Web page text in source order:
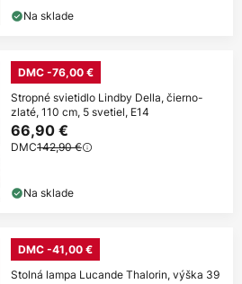
Na sklade
DMC -76,00 €
Stropné svietidlo Lindby Della, čierno-
zlaté, 110 cm, 5 svetiel, E14
66,90 €
DMC142,90 €
Na sklade
DMC -41,00 €
Stolná lampa Lucande Thalorin, výška 39